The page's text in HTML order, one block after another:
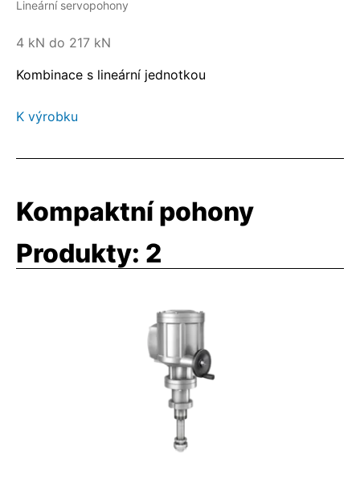
Lineární servopohony
4 kN do 217 kN
Kombinace s lineární jednotkou
K výrobku
Kompaktní pohony
Produkty: 2